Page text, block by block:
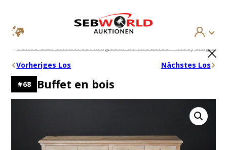
Aller
contenu
Vente aux enchères: Magasin de meubles – Recyclage
Vorheriges Los
Nächstes Los
#68 Buffet en bois
×